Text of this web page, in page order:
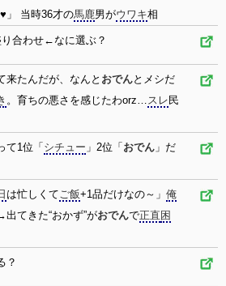
」 当時36才の馬鹿男がウワキ相
合わせ←なに選ぶ？
来たんだが、なんと おでんとメシだ
。育ちの悪さを感じたわorz…スレ 民
て1位「 シチュー 」2位「 おでん 」だ
は忙しくてご飯+1品だけなの～」 俺
出てきた“おかず”がおでんで正直 困
？